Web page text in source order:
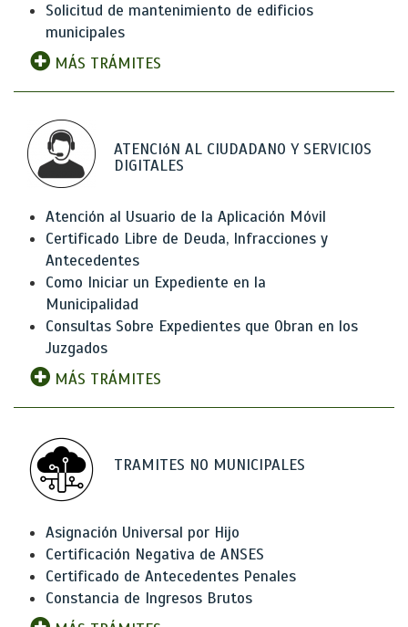
Solicitud de mantenimiento de edificios
municipales
MÁS TRÁMITES
ATENCIóN AL CIUDADANO Y SERVICIOS
DIGITALES
Atención al Usuario de la Aplicación Móvil
Certificado Libre de Deuda, Infracciones y
Antecedentes
Como Iniciar un Expediente en la
Municipalidad
Consultas Sobre Expedientes que Obran en los
Juzgados
MÁS TRÁMITES
TRAMITES NO MUNICIPALES
Asignación Universal por Hijo
Certificación Negativa de ANSES
Certificado de Antecedentes Penales
Constancia de Ingresos Brutos